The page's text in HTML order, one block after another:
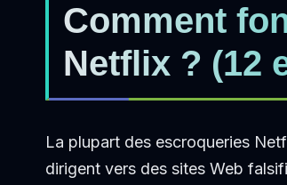
Comment
Netflix ? (12
La plupart des escroqueries
dirigent vers des sites Web